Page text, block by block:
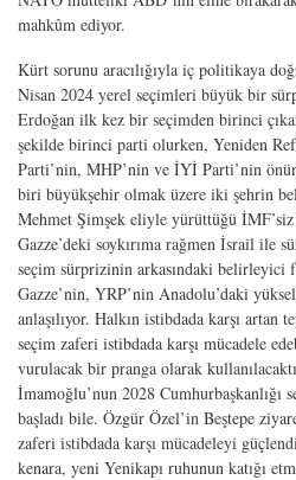
mahkûm ediyor.
Kürt sorunu aracılığıyla iç politikaya
Nisan 2024 yerel seçimleri büyük bir
Erdoğan ilk kez bir seçimden birinci
şekilde birinci parti olurken, Yeniden
Parti’nin, MHP’nin ve İYİ Parti’nin
biri büyükşehir olmak üzere iki şehrin
Mehmet Şimşek eliyle yürüttüğü
Gazze’deki soykırıma rağmen İsrail ile
seçim sürprizinin arkasındaki
Gazze’nin, YRP’nin Anadolu’daki
anlaşılıyor. Halkın istibdada karşı artan
seçim zaferi istibdada karşı mücadele
vurulacak bir pranga olarak
İmamoğlu’nun 2028
başladı bile. Özgür Özel’in Beştepe
zaferi istibdada karşı mücadeleyi
kenara, yeni Yenikapı ruhunun katığı